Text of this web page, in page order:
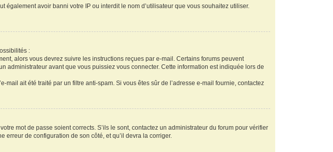
également avoir banni votre IP ou interdit le nom d’utilisateur que vous souhaitez utiliser.
:
alors vous devrez suivre les instructions reçues par e-mail. Certains forums peuvent
avant que vous puissiez vous connecter. Cette information est indiquée lors de
mail ait été traité par un filtre anti-spam. Si vous êtes sûr de l’adresse e-mail fournie, contactez
mot de passe soient corrects. S’ils le sont, contactez un administrateur du forum pour vérifier
erreur de configuration de son côté, et qu’il devra la corriger.